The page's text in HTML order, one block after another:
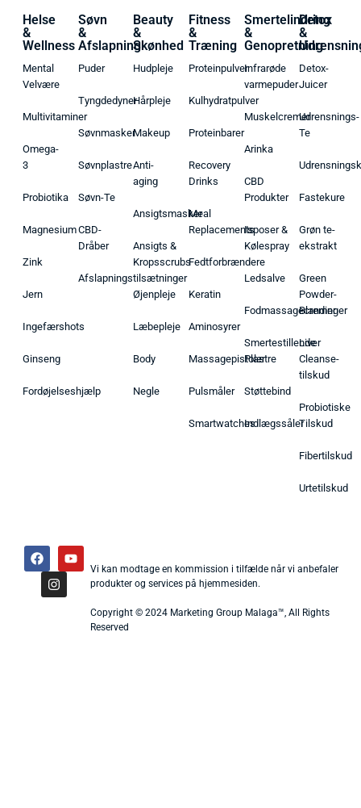
Helse
&
Wellness
Mental
Velvære
Multivitaminer
Omega-
3
Probiotika
Magnesium
Zink
Jern
Ingefærshots
Ginseng
Fordøjelseshjælp
Søvn
&
Afslapning
Puder
Tyngdedyner
Søvnmasker
Søvnplastre
Søvn-Te
CBD-
Dråber
Afslapningstilsætninger
Beauty
&
Skønhed
Hudpleje
Hårpleje
Makeup
Anti-
aging
Ansigtsmasker
Ansigts &
Kropsscrubs
Øjenpleje
Læbepleje
Body
Negle
Fitness
&
Træning
Proteinpulver
Kulhydratpulver
Proteinbarer
Recovery
Drinks
Meal
Replacements
Fedtforbrændere
Keratin
Aminosyrer
Massagepistoler
Pulsmåler
Smartwatches
Smertelindring
&
Genopretning
Infrarøde
varmepuder
Muskelcremer
Arinka
CBD
Produkter
Isposer &
Kølespray
Ledsalve
Fodmassagecremer
Smertestillende
Plastre
Støttebind
Indlægssåler
Detox
&
Detox-
Juicer
Udrensnings-
Te
Fastekure
Grøn te-
ekstrakt
Green
Powder-
Blandinger
Liver
Cleanse-
tilskud
Probiotiske
Tilskud
Fibertilskud
Urtetilskud
Vi kan modtage en kommission i tilfælde når vi anbefaler
produkter og services på hjemmesiden.
Copyright © 2024 Marketing Group Malaga™, All Rights
Reserved